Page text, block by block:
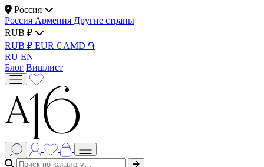
Россия
Россия Армения Другие страны
RUB ₽
RUB ₽ EUR € AMD ֏
RU EN
Блог Вишлист